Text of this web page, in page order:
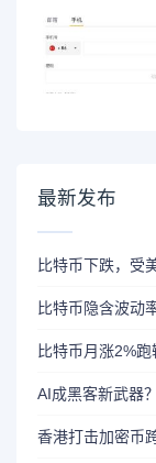
最新发布
比特币下跌，受
比特币隐含波动
比特币月涨2%
香港打击加密币